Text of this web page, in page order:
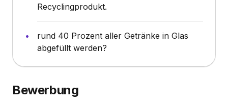
Recyclingprodukt.
rund 40 Prozent aller Getränke in Glas
abgefüllt werden?
Bewerbung